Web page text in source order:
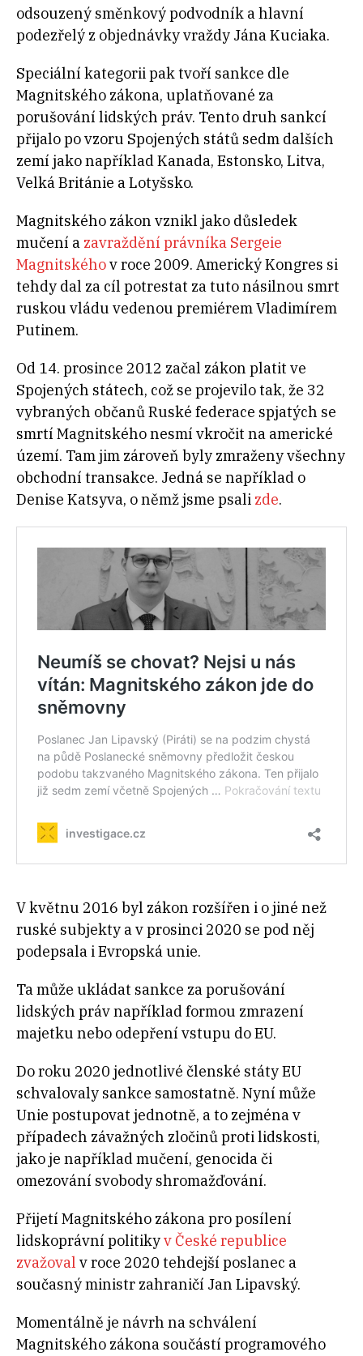
odsouzený směnkový podvodník a hlavní
podezřelý z objednávky vraždy Jána Kuciaka.
Speciální kategorii pak tvoří sankce dle
Magnitského zákona, uplatňované za
porušování lidských práv. Tento druh sankcí
přijalo po vzoru Spojených států sedm dalších
zemí jako například Kanada, Estonsko, Litva,
Velká Británie a Lotyšsko.
Magnitského zákon vznikl jako důsledek
mučení a zavraždění právníka Sergeie
Magnitskéhov roce 2009. Americký Kongres si
tehdy dal za cíl potrestat za tuto násilnou smrt
ruskou vládu vedenou premiérem Vladimírem
Putinem.
Od 14. prosince 2012 začal zákon platit ve
Spojených státech, což se projevilo tak, že 32
vybraných občanů Ruské federace spjatých se
smrtí Magnitského nesmí vkročit na americké
území. Tam jim zároveň byly zmraženy všechny
obchodní transakce. Jedná se například o
Denise Katsyva, o němž jsme psali zde.
V květnu 2016 byl zákon rozšířen i o jiné než
ruské subjekty a v prosinci 2020 se pod něj
podepsala i Evropská unie.
Ta může ukládat sankce za porušování
lidských práv například formou zmrazení
majetku nebo odepření vstupu do EU.
Do roku 2020 jednotlivé členské státy EU
schvalovaly sankce samostatně. Nyní může
Unie postupovat jednotně, a to zejména v
případech závažných zločinů proti lidskosti,
jako je například mučení, genocida či
omezování svobody shromažďování.
Přijetí Magnitského zákona pro posílení
lidskoprávní politikyv České republice
zvažoval v roce 2020 tehdejší poslanec a
současný ministr zahraničí Jan Lipavský.
Momentálně je návrh na schválení
Magnitského zákona součástí programového